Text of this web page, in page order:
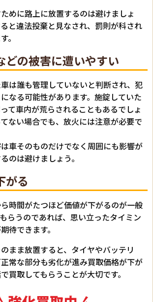
めに路上に放置するのは避けましょ
と違法投棄と見なされ、罰則が科され
。
どの被害に遭いやすい
は誰も管理していないと判断され、犯
なる可能性があります。施錠していた
て車内が荒らされることもあるでしょ
ない場合でも、放火には注意が必要で
車そのものだけでなく周囲にも影響が
のは避けましょう。
がる
時間がたつほど価値が下がるのが一般
らうのであれば、思い立ったタイミン
待できます。
まま放置すると、タイヤやバッテリ
常な部分も劣化が進み買取価格が下が
買取してもらうことが大切です。